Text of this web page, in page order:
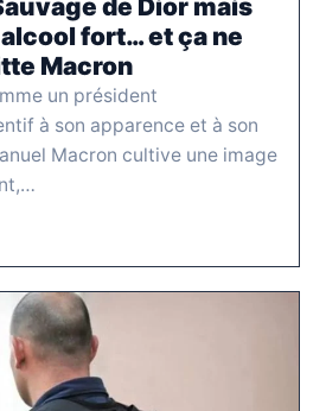
de Dior mais
fort… et ça ne
Macron
un président
à son apparence et à son
Macron cultive une image